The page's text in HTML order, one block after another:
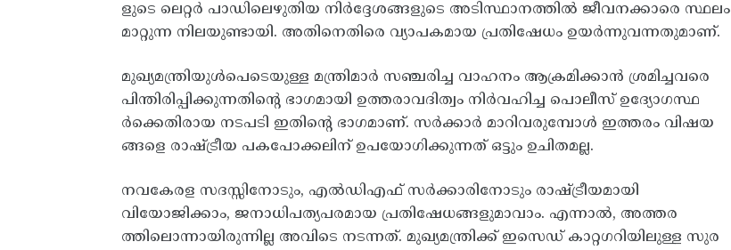
ളുടെ ലെറ്റര്‍ പാഡിലെഴുതിയ നിര്‍ദ്ദേശങ്ങളുടെ അടിസ്ഥാനത്തില്‍ ജീവനക്കാരെ സ്ഥലം
മാറ്റുന്ന നിലയുണ്ടായി. അതിനെതിരെ വ്യാപകമായ പ്രതിഷേധം ഉയര്‍ന്നുവന്നതുമാണ്‌.
മുഖ്യമന്ത്രിയുള്‍പെടെയുള്ള മന്ത്രിമാര്‍ സഞ്ചരിച്ച വാഹനം ആക്രമിക്കാന്‍ ശ്രമിച്ചവരെ
പിന്തിരിപ്പിക്കുന്നതിന്റെ ഭാഗമായി ഉത്തരാവദിത്വം നിര്‍വഹിച്ച പൊലീസ്‌ ഉദ്യോഗസ്ഥ
ര്‍ക്കെതിരായ നടപടി ഇതിന്റെ ഭാഗമാണ്‌. സര്‍ക്കാര്‍ മാറിവരുമ്പോള്‍ ഇത്തരം വിഷയ
ങ്ങളെ രാഷ്ട്രീയ പകപോക്കലിന്‌ ഉപയോഗിക്കുന്നത്‌ ഒട്ടും ഉചിതമല്ല.
നവകേരള സദസ്സിനോടും, എല്‍ഡിഎഫ്‌ സര്‍ക്കാരിനോടും രാഷ്ട്രീയമായി
വിയോജിക്കാം, ജനാധിപത്യപരമായ പ്രതിഷേധങ്ങളുമാവാം. എന്നാല്‍, അത്തര
ത്തിലൊന്നായിരുന്നില്ല അവിടെ നടന്നത്‌. മുഖ്യമന്ത്രിക്ക്‌ ഇസെഡ്‌ കാറ്റഗറിയിലുള്ള സുര